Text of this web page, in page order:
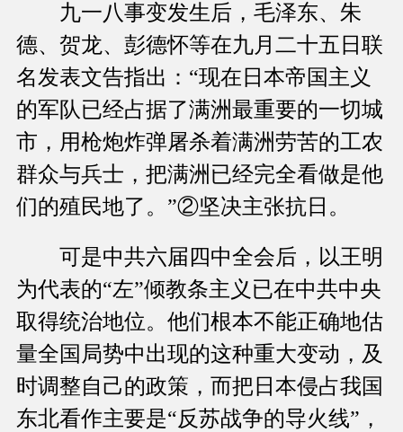
九一八事变发生后，毛泽东、朱
德、贺龙、彭德怀等在九月二十五日联
名发表文告指出：“现在日本帝国主义
的军队已经占据了满洲最重要的一切城
市，用枪炮炸弹屠杀着满洲劳苦的工农
群众与兵士，把满洲已经完全看做是他
们的殖民地了。”②坚决主张抗日。
可是中共六届四中全会后，以王明
为代表的“左”倾教条主义已在中共中央
取得统治地位。他们根本不能正确地估
量全国局势中出现的这种重大变动，及
时调整自己的政策，而把日本侵占我国
东北看作主要是“反苏战争的导火线”，